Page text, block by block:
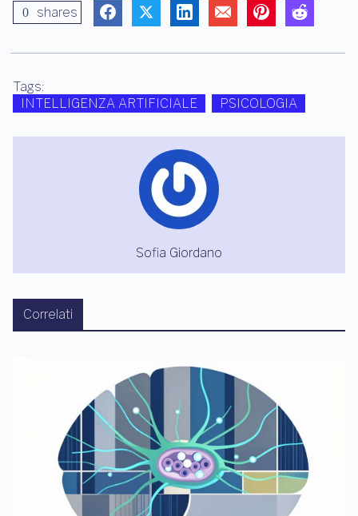
0 shares
Tags:
INTELLIGENZA ARTIFICIALE
PSICOLOGIA
Sofia Giordano
Correlati